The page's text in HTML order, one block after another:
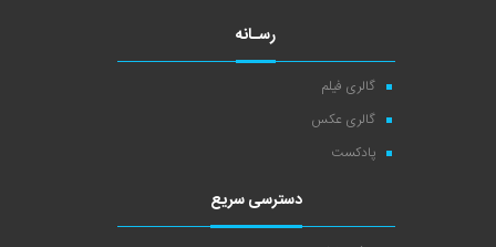
رسـانه
گالری فیلم
گالری عکس
پادکست
دسترسی سریع